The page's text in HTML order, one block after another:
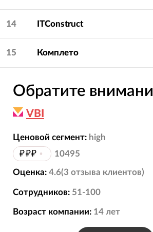
14 ITConstruct
15 Комплето
Обратите
VBI
Ценовой сегмент: high
₽₽₽ • 10495
Оценка: 4.6(3 отзыва клиентов)
Сотрудников: 51-100
Возраст компании: 14 лет